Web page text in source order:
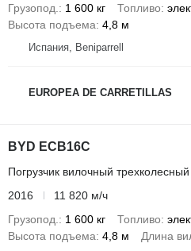
Грузопод.
1 600 кг Топливо
Высота подъема 4,8 м
Испания, Beniparrell
EUROPEA DE CARRETILLAS
BYD ECB16C
Погрузчик вилочный трехколесный
2016
11 820 м/ч
Грузопод.
1 600 кг Топливо
Высота подъема 4,8 м Длина